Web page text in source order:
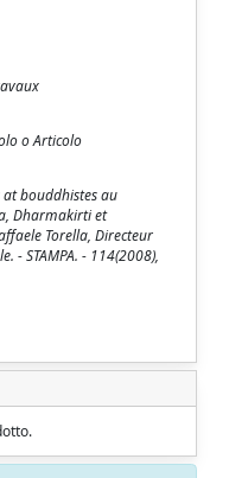
o Articolo
bouddhistes au
Dharmakirti et
Torella, Directeur
- STAMPA. - 114(2008),